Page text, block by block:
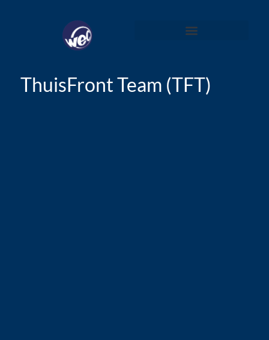
ThuisFront Team (TFT)